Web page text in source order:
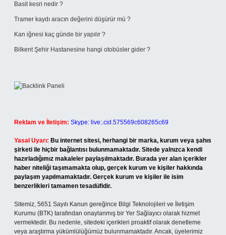
Basit kesri nedir ?
Tramer kaydı aracın değerini düşürür mü ?
Kan iğnesi kaç günde bir yapılır ?
Bilkent Şehir Hastanesine hangi otobüsler gider ?
Reklam ve İletişim: Skype: live:.cid.575569c608265c69
Yasal Uyarı: Bu internet sitesi, herhangi bir marka, kurum veya şahıs
şirketi ile hiçbir bağlantısı bulunmamaktadır. Sitede yalnızca kendi
hazırladığımız makaleler paylaşılmaktadır. Burada yer alan içerikler
haber niteliği taşımamakta olup, gerçek kurum ve kişiler hakkında
paylaşım yapılmamaktadır. Gerçek kurum ve kişiler ile isim
benzerlikleri tamamen tesadüfidir.
Sitemiz, 5651 Sayılı Kanun gereğince Bilgi Teknolojileri ve İletişim
Kurumu (BTK) tarafından onaylanmış bir Yer Sağlayıcı olarak hizmet
vermektedir. Bu nedenle, sitedeki içerikleri proaktif olarak denetleme
veya araştırma yükümlülüğümüz bulunmamaktadır. Ancak, üyelerimiz